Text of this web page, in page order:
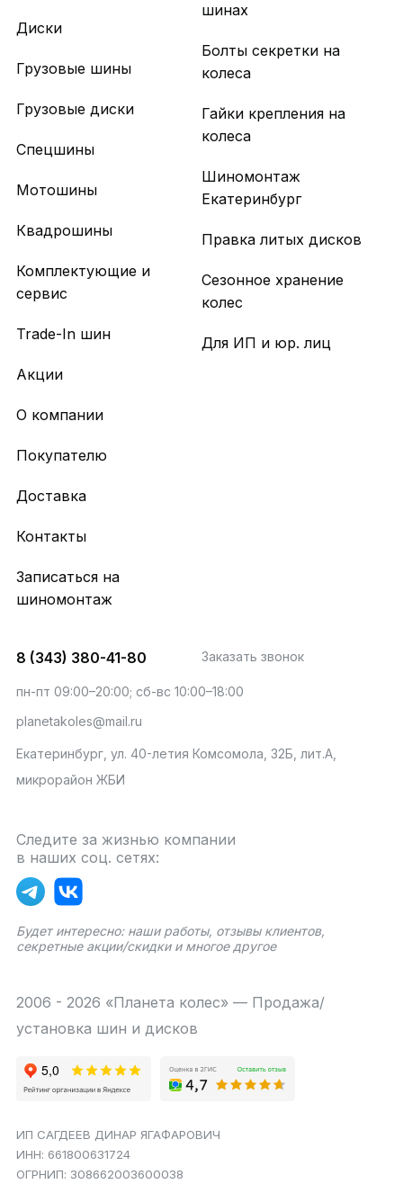
Диски
Грузовые шины
Грузовые диски
Спецшины
Мотошины
Квадрошины
Комплектующие и
сервис
Trade-In шин
Акции
шинах
Болты секретки на
колеса
Гайки крепления на
колеса
Шиномонтаж
Екатеринбург
Правка литых дисков
Сезонное хранение
колес
Для ИП и юр. лиц
О компании
Покупателю
Доставка
Контакты
Записаться на
шиномонтаж
8 (343) 380-41-80 Заказать звонок
пн-пт 09:00–20:00; сб-вс 10:00–18:00
planetakoles@mail.ru
Екатеринбург, ул. 40-летия Комсомола, 32Б, лит.А,
микрорайон ЖБИ
Следите за жизнью компании
в наших соц. сетях:
Будет интересно: наши работы, отзывы клиентов,
секретные акции/скидки и многое другое
2006 - 2026 «Планета колес» — Продажа/
установка шин и дисков
ИП САГДЕЕВ ДИНАР ЯГАФАРОВИЧ
ИНН: 661800631724
ОГРНИП: 308662003600038